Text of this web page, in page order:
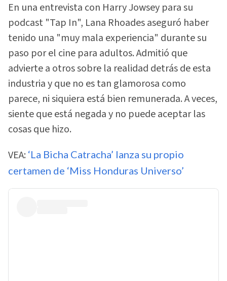
En una entrevista con Harry Jowsey para su
podcast "Tap In", Lana Rhoades aseguró haber
tenido una "muy mala experiencia" durante su
paso por el cine para adultos. Admitió que
advierte a otros sobre la realidad detrás de esta
industria y que no es tan glamorosa como
parece, ni siquiera está bien remunerada. A veces,
siente que está negada y no puede aceptar las
cosas que hizo.
VEA: ‘La Bicha Catracha’ lanza su propio
certamen de ‘Miss Honduras Universo’